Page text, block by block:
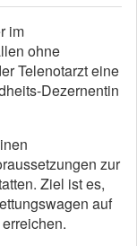
im
ohne
Telenotarzt eine
Dezernentin
zur
Ziel ist es,
auf